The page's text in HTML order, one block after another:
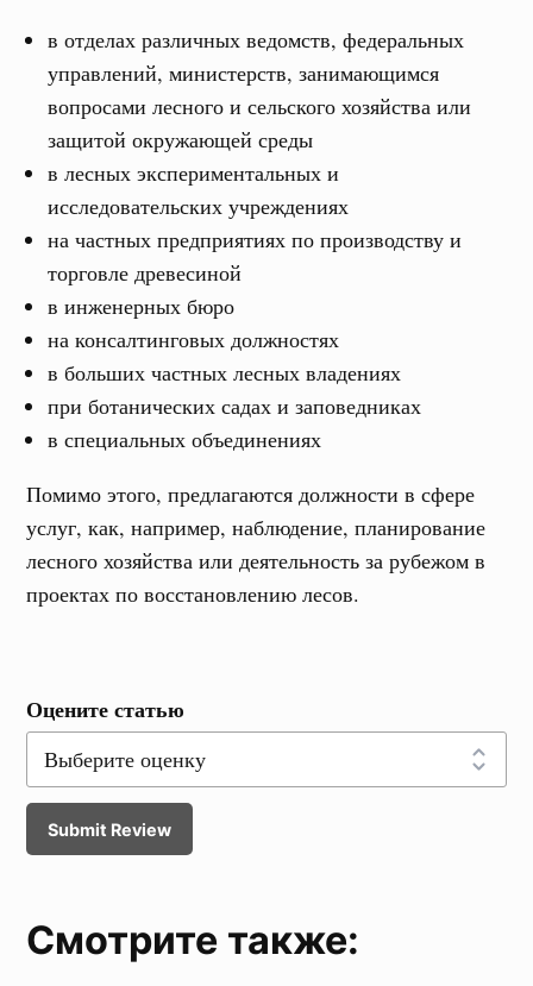
в отделах различных ведомств, федеральных
управлений, министерств, занимающимся
вопросами лесного и сельского хозяйства или
защитой окружающей среды
в лесных экспериментальных и
исследовательских учреждениях
на частных предприятиях по производству и
торговле древесиной
в инженерных бюро
на консалтинговых должностях
в больших частных лесных владениях
при ботанических садах и заповедниках
в специальных объединениях
Помимо этого, предлагаются должности в сфере
услуг, как, например, наблюдение, планирование
лесного хозяйства или деятельность за рубежом в
проектах по восстановлению лесов.
Оцените статью
Submit Review
Смотрите также: